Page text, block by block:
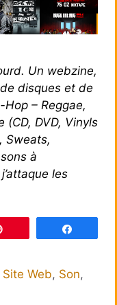
Un webzine,
disques et de
– Reggae,
(CD, DVD, Vinyls
Sweats,
à
les
Site Web, Son,